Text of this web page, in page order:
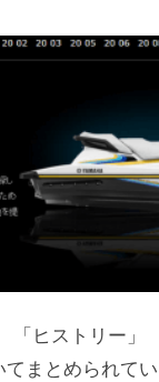
「ヒストリー」
まとめられて